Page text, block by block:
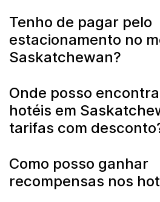
Tenho de pagar pelo
estacionamento no
Saskatchewan?
Onde posso
hotéis em
tarifas com
Como posso ganhar
recompensas nos